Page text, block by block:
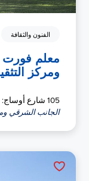
الفنون والثقافة
معلم فورت
ومركز
105 شارع أوساج:
الجانب الشرقي